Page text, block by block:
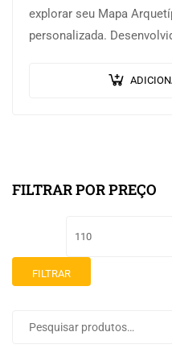
explorar seu Mapa
personalizada.
FILTRAR POR PREÇO
FILTRAR